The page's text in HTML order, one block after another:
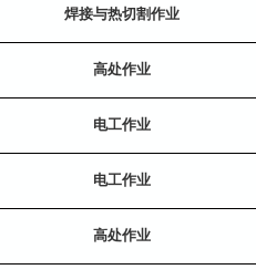
焊接与热切割作业
高处作业
电工作业
电工作业
高处作业